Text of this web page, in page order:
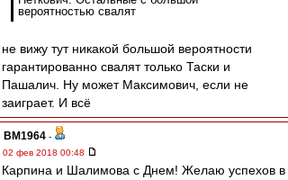
вероятностью свалят
не вижу тут никакой большой вероятности
гарантированно свалят только Таски и
Пашалич. Ну может Максимович, если не
заиграет. И всё
BM1964 -
02 фев 2018 00:48
Карпина и Шалимова с Днем! Желаю успехов в